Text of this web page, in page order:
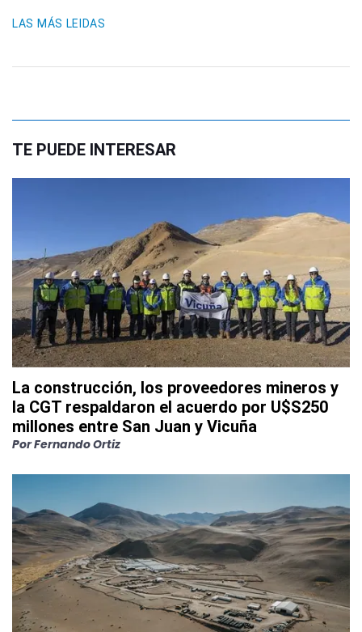
LAS MÁS LEIDAS
TE PUEDE INTERESAR
La construcción, los proveedores mineros y
la CGT respaldaron el acuerdo por U$S250
millones entre San Juan y Vicuña
PorFernando Ortiz